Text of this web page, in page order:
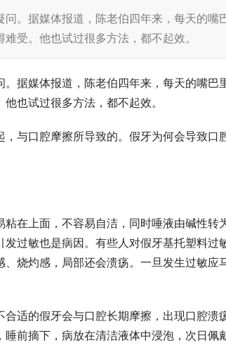
。据媒体报道，陈老伯四年来，每天的嘴
受。他也试过很多方法，都不起效。
据媒体报道，陈老伯四年来，每天的嘴巴
也试过很多方法，都不起效。
与口腔摩擦所导致的。假牙为何会导致口
粘在上面，不容易自洁，同时唾液由碱性转
过敏也是病因。有些人对假牙基托塑料过
烧灼感，局部还会溃疡。一旦发生过敏应
适的假牙会与口腔长期摩擦，出现口腔溃
前摘下，病放在清洁液体中浸泡，次日佩